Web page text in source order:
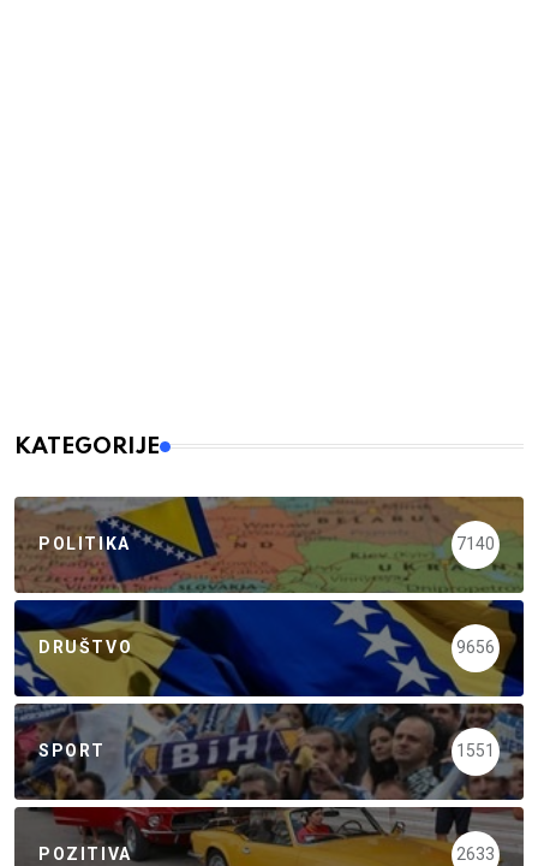
KATEGORIJE
POLITIKA 7140
DRUŠTVO 9656
SPORT 1551
POZITIVA 2633